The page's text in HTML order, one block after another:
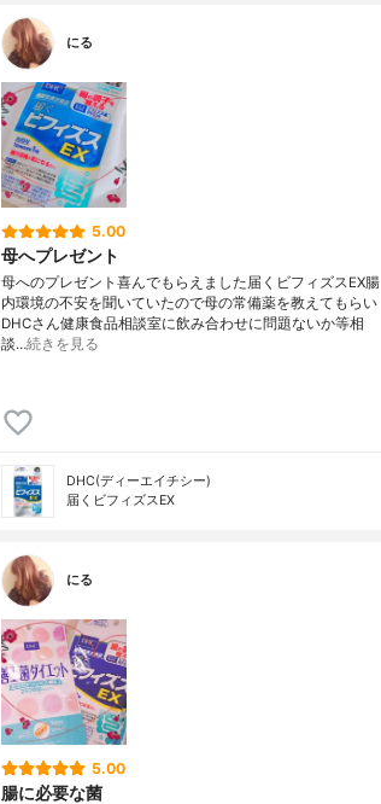
にる
5.00
母へプレゼント
母へのプレゼント喜んでもらえました届くビフィズスEX腸
内環境の不安を聞いていたので母の常備薬を教えてもらい
DHCさん健康食品相談室に飲み合わせに問題ないか等相
談…続きを見る
DHC(ディーエイチシー)
届くビフィズスEX
にる
5.00
腸に必要な菌